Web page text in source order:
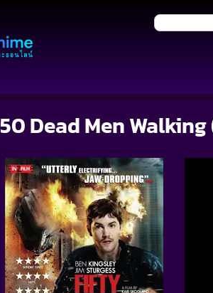
50 Dead Men